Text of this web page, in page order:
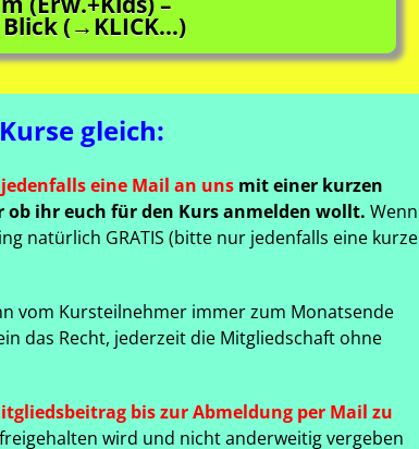
Blick (→KLICK…)
gleich:
eine Mail an uns mit einer kurzen
ihr euch für den Kurs anmelden wollt. Wenn
natürlich GRATIS (bitte nur jedenfalls eine kurze
vom Kursteilnehmer immer zum Monatsende
das Recht, jederzeit die Mitgliedschaft ohne
bis zur Abmeldung per Mail zu
wird und nicht anderweitig vergeben